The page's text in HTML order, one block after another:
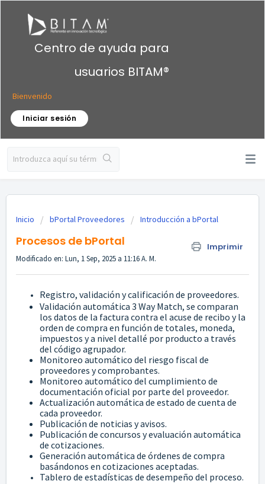
Centro de ayuda para
usuarios BITAM®
Bienvenido
Iniciar sesión
Inicio bPortal Proveedores Introducción a bPortal
Procesos de bPortal Imprimir
Modificado en: Lun, 1 Sep, 2025 a 11:16 A. M.
Registro, validación y calificación de proveedores.
Validación automática 3 Way Match, se comparan
los datos de la factura contra el acuse de recibo y la
orden de compra en función de totales, moneda,
impuestos y a nivel detallé por producto a través
del código agrupador.
Monitoreo automático del riesgo fiscal de
proveedores y comprobantes.
Monitoreo automático del cumplimiento de
documentación oficial por parte del proveedor.
Actualización automática de estado de cuenta de
cada proveedor.
Publicación de noticias y avisos.
Publicación de concursos y evaluación automática
de cotizaciones.
Generación automática de órdenes de compra
basándonos en cotizaciones aceptadas.
Tablero de estadísticas de desempeño del proceso.